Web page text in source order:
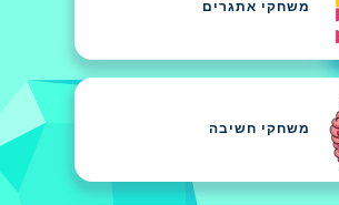
משחקי אתגרים
משחקי חשיבה